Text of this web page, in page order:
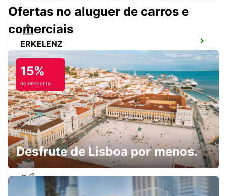
ERKELENZ
ERKELENZ - GERMANY
BRUXELAS ZAVENTEM CIDADE
ZAVENTEM - BELGIUM
Ofertas no aluguer de carros e
comerciais
15%
de desconto
Desfrute de Lisboa por menos.